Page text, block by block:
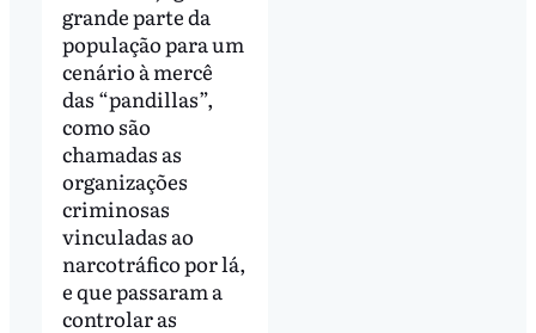
grande parte da
população para um
cenário à mercê
das “pandillas”,
como são
chamadas as
organizações
criminosas
vinculadas ao
narcotráfico por lá,
e que passaram a
controlar as